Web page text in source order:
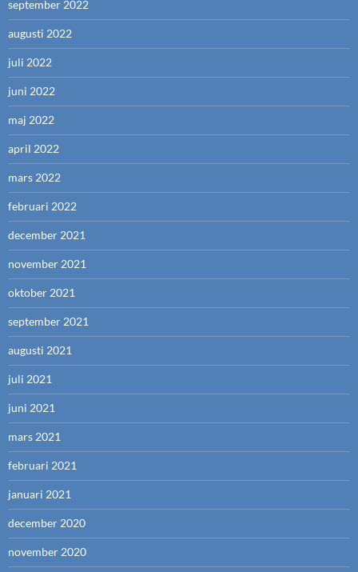
september 2022
augusti 2022
juli 2022
juni 2022
maj 2022
april 2022
mars 2022
februari 2022
december 2021
november 2021
oktober 2021
september 2021
augusti 2021
juli 2021
juni 2021
mars 2021
februari 2021
januari 2021
december 2020
november 2020